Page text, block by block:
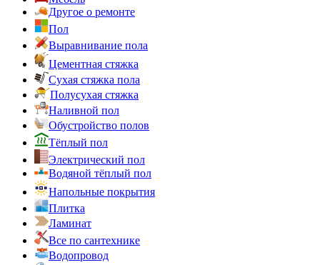
Другое о ремонте
Пол
Выравнивание пола
Цементная стяжка
Сухая стяжка пола
Полусухая стяжка
Наливной пол
Обустройство полов
Тёплый пол
Электрический пол
Водяной тёплый пол
Напольные покрытия
Плитка
Ламинат
Все по сантехнике
Водопровод